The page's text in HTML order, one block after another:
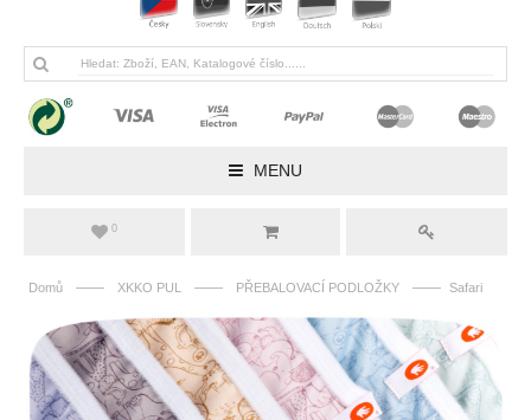
MENU
0
Domů —— XKKO PUL —— PŘEBALOVACÍ PODLOŽKY —— Safari